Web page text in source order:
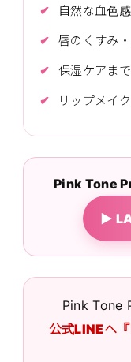
自然な血色
唇のくすみ
保湿ケアま
リップメイ
Pink Tone
▶
Pink Tone
公式LINEへ